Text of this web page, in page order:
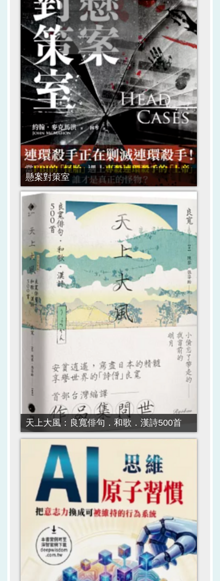
懸案對策室
天上大風：良寬俳句．和歌．漢詩500首